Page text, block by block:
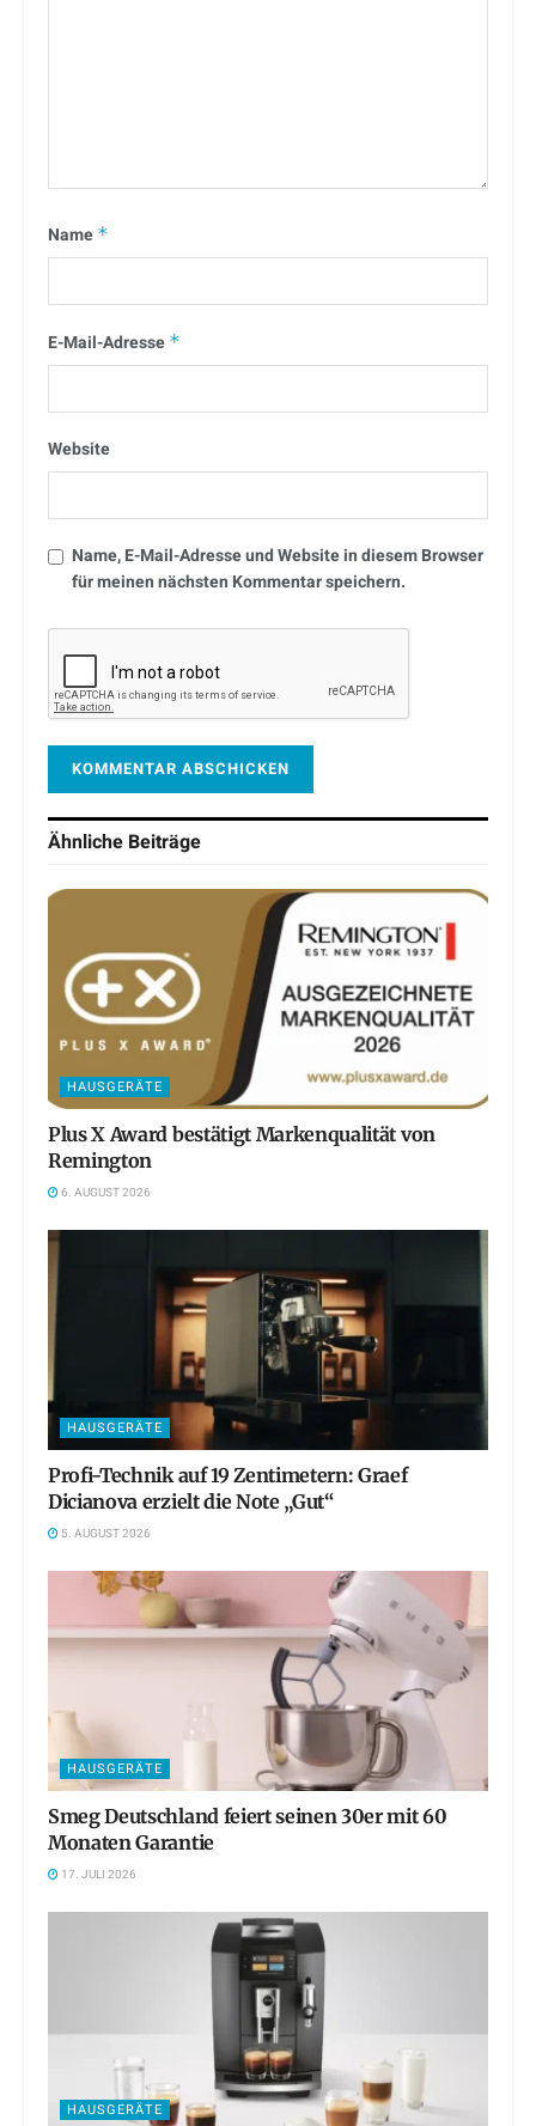
Name *
E-Mail-Adresse *
Website
Name, E-Mail-Adresse und Website in diesem Browser
für meinen nächsten Kommentar speichern.
Ähnliche Beiträge
HAUSGERÄTE
Plus X Award bestätigt Markenqualität von
Remington
6. AUGUST 2026
HAUSGERÄTE
Profi-Technik auf 19 Zentimetern: Graef
Dicianova erzielt die Note „Gut“
5. AUGUST 2026
HAUSGERÄTE
Smeg Deutschland feiert seinen 30er mit 60
Monaten Garantie
17. JULI 2026
HAUSGERÄTE